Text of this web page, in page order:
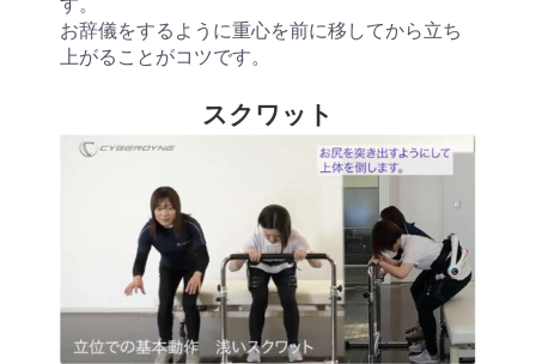
お辞儀をするように重心を前に移してから立ち
上がることがコツです。
スクワット